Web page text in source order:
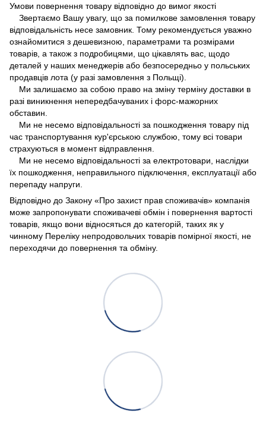
Умови повернення товару відповідно до вимог якості
Звертаємо Вашу увагу, що за помилкове замовлення товару
відповідальність несе замовник. Тому рекомендується уважно
ознайомитися з дешевизною, параметрами та розмірами
товарів, а також з подробицями, що цікавлять вас, щодо
деталей у наших менеджерів або безпосередньо у польських
продавців лота (у разі замовлення з Польщі).
Ми залишаємо за собою право на зміну терміну доставки в
разі виникнення непередбачуваних і форс-мажорних
обставин.
Ми не несемо відповідальності за пошкодження товару під
час транспортування кур'єрською службою, тому всі товари
страхуються в момент відправлення.
Ми не несемо відповідальності за електротовари, наслідки
їх пошкодження, неправильного підключення, експлуатації або
перепаду напруги.
Відповідно до Закону «Про захист прав споживачів» компанія
може запропонувати споживачеві обмін і повернення вартості
товарів, якщо вони відносяться до категорій, таких як у
чинному Переліку непродовольчих товарів помірної якості, не
переходячи до повернення та обміну.